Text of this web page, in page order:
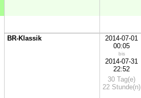
BR-Klassik
2014-07-01
00:05
bis
2014-07-31
22:52
30 Tag(e)
22 Stunde(n)